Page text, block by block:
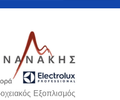
Εξοπλισμός